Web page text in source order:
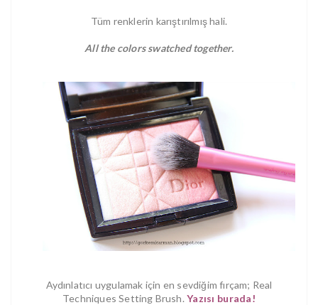
Tüm renklerin karıştırılmış hali.
All the colors swatched together.
Aydınlatıcı uygulamak için en sevdiğim fırçam; Real
Techniques Setting Brush.Yazısı burada!